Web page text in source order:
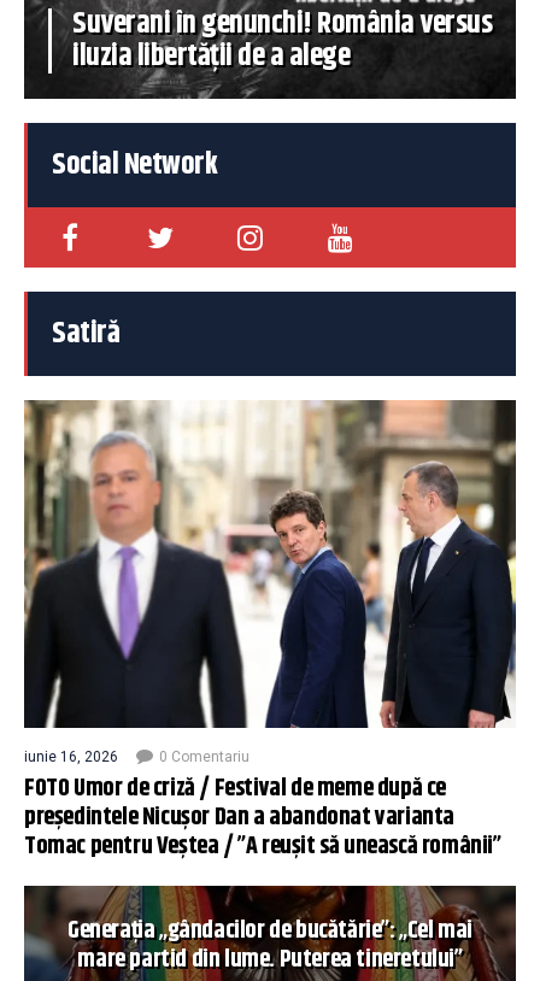
Suverani în genunchi! România versus
iluzia libertății de a alege
Social Network
Satiră
iunie 16, 2026 0 Comentariu
FOTO Umor de criză / Festival de meme după ce
președintele Nicușor Dan a abandonat varianta
Tomac pentru Veștea / ”A reușit să unească românii”
Generația „gândacilor de bucătărie”: „Cel mai
mare partid din lume. Puterea tineretului”